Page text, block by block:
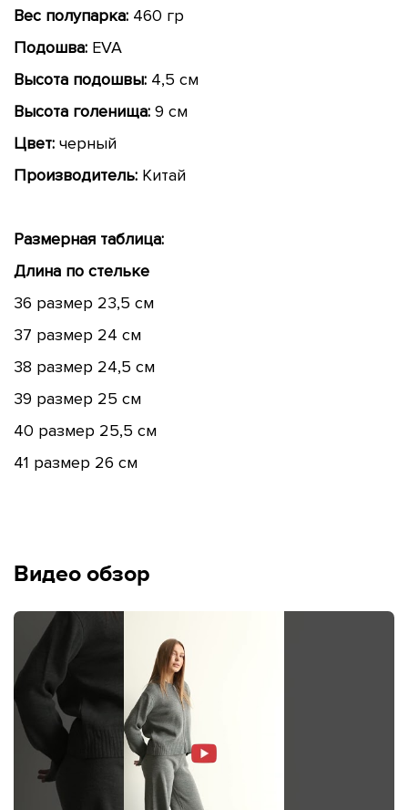
Вес полупарка: 460 гр
Подошва: EVA
Высота подошвы: 4,5 см
Высота голенища: 9 см
Цвет: черный
Производитель: Китай
Размерная таблица:
Длина по стельке
36 размер 23,5 см
37 размер 24 см
38 размер 24,5 см
39 размер 25 см
40 размер 25,5 см
41 размер 26 см
Видео обзор